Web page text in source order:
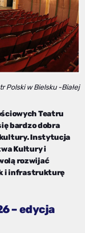
Polski w Bielsku -Białej
Teatru
bardzo dobra
kultury. Instytucja
Kultury i
rozwijać
i infrastrukturę
– edycja